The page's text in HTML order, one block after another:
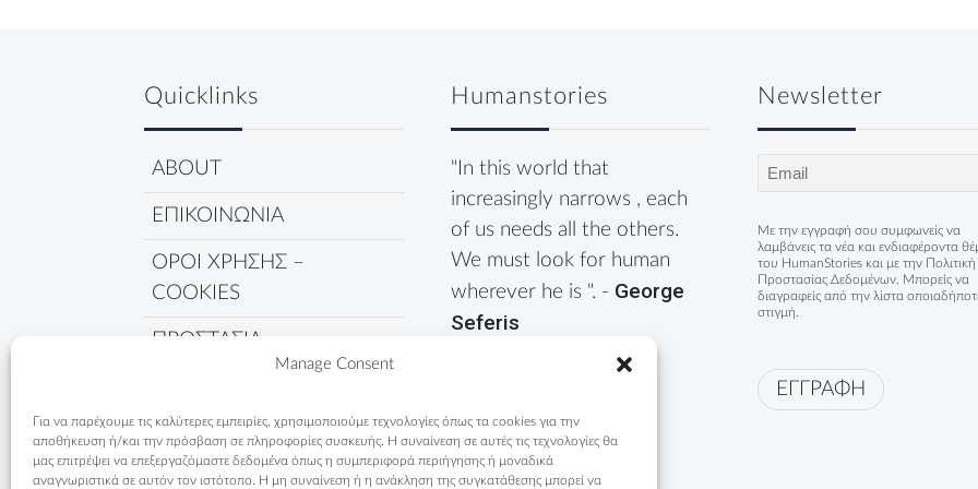
Manage Consent
Για να παρέχουμε τις καλύτερες εμπειρίες, χρησιμοποιούμε τεχνολογίες όπως τα cookies για την
αποθήκευση ή/και την πρόσβαση σε πληροφορίες συσκευής. Η συναίνεση σε αυτές τις τεχνολογίες θα
μας επιτρέψει να επεξεργαζόμαστε δεδομένα όπως η συμπεριφορά περιήγησης ή μοναδικά
αναγνωριστικά σε αυτόν τον ιστότοπο. Η μη συναίνεση ή η ανάκληση της συγκατάθεσης μπορεί να
Quicklinks
ABOUT
ΕΠΙΚΟΙΝΩΝΙΑ
ΟΡΟΙ ΧΡΗΣΗΣ –
COOKIES
ΠΡΟΣΤΑΣΙΑ
ΔΕΔΟΜΕΝΩΝ
ΠΟΛΙΤΙΚΗ COOKIES
Humanstories
"In this world that
increasingly narrows , each
of us needs all the others.
We must look for human
wherever he is ". - George
Seferis
Newsletter
Email(Required)
Με την εγγραφή σου συμφωνείς να
λαμβάνεις τα νέα και ενδιαφέροντα
του HumanStories και με την
Πολιτική
Προστασίας Δεδομένων. Μπορείς να
διαγραφείς από την λίστα
στιγμή.
ΕΓΓΡΑΦΗ